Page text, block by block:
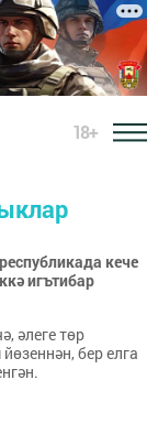
18+
кече
игътибар
әлеге төр
бер елга